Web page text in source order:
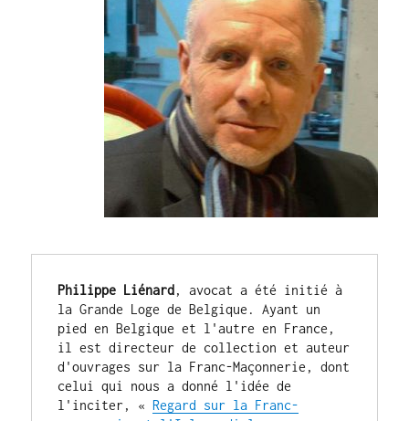
Philippe Liénard, avocat a été initié à
la Grande Loge de Belgique. Ayant un
pied en Belgique et l'autre en France,
il est directeur de collection et auteur
d'ouvrages sur la Franc-Maçonnerie, dont
celui qui nous a donné l'idée de
l'inciter, « Regard sur la Franc-